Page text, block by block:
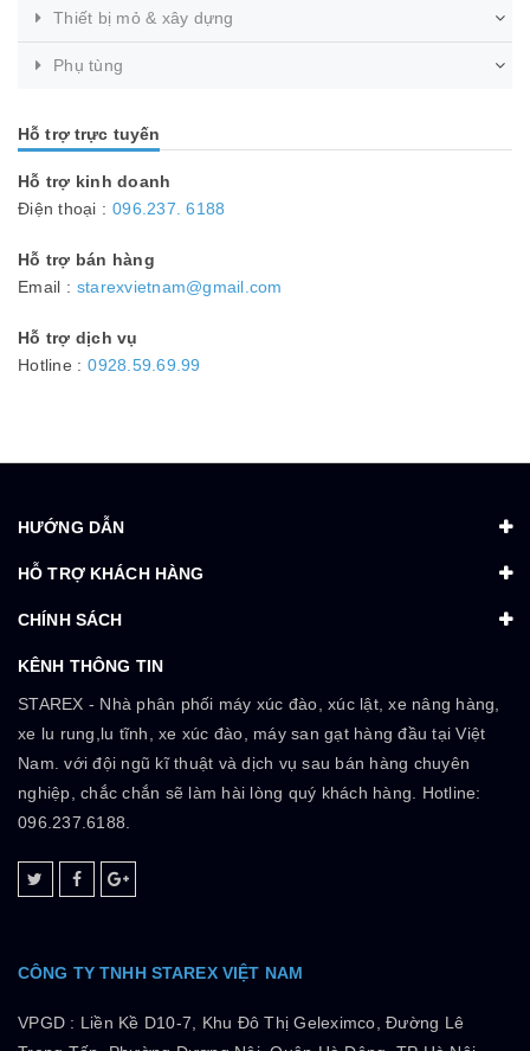
Thiết bị mỏ & xây dựng
Phụ tùng
Hỗ trợ trực tuyến
Hỗ trợ kinh doanh
Điện thoại : 096.237. 6188
Hỗ trợ bán hàng
Email : starexvietnam@gmail.com
Hỗ trợ dịch vụ
Hotline : 0928.59.69.99
HƯỚNG DẪN
HỖ TRỢ KHÁCH HÀNG
CHÍNH SÁCH
KÊNH THÔNG TIN
STAREX - Nhà phân phối máy xúc đào, xúc lật, xe nâng hàng,
xe lu rung,lu tĩnh, xe xúc đào, máy san gạt hàng đầu tại Việt
Nam. với đội ngũ kĩ thuật và dịch vụ sau bán hàng chuyên
nghiệp, chắc chắn sẽ làm hài lòng quý khách hàng. Hotline:
096.237.6188.
CÔNG TY TNHH STAREX VIỆT NAM
VPGD : Liền Kề D10-7, Khu Đô Thị Geleximco, Đường Lê